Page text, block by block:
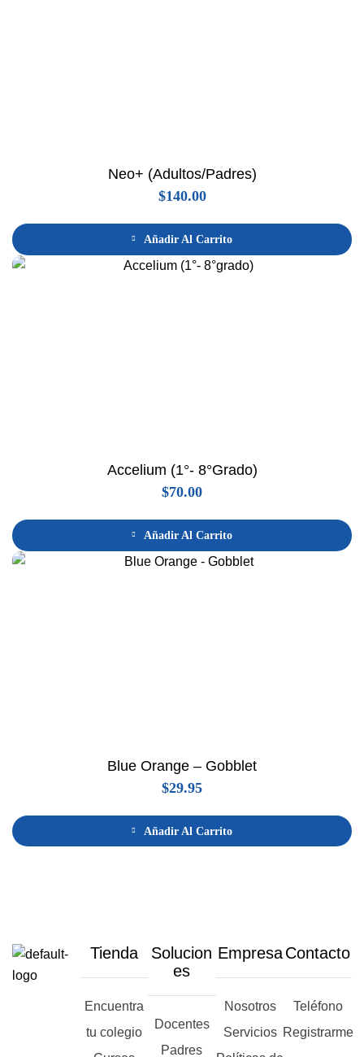
Neo+ (Adultos/Padres)
$140.00
Añadir Al Carrito
Accelium (1°- 8°grado)
$70.00
Añadir Al Carrito
Blue Orange – Gobblet
$29.95
Añadir Al Carrito
Tienda
Encuentra
tu colegio
Solucion
es
Docentes
Padres
Empresa
Nosotros
Servicios
Contacto
Teléfono
Registrarme